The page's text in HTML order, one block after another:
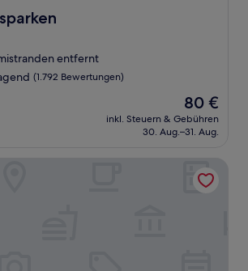
entfernt
(1.792 Bewertungen)
Der
Preis
beträgt
80 €
inkl. Steuern & Gebühren
30. Aug.–31. Aug.